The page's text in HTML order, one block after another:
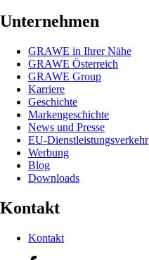
Unternehmen
GRAWE in Ihrer Nähe
GRAWE Österreich
GRAWE Group
Karriere
Geschichte
Markengeschichte
News und Presse
EU-Dienstleistungsverkehr
Werbung
Blog
Downloads
Kontakt
Kontakt